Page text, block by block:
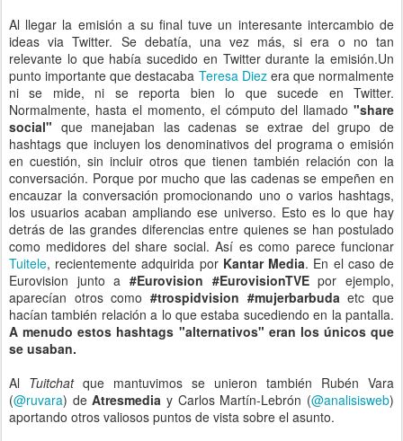
Al llegar la emisión a su final tuve un interesante intercambio de
ideas via Twitter. Se debatía, una vez más, si era o no tan
relevante lo que había sucedido en Twitter durante la emisión.Un
punto importante que destacaba Teresa Diezera que normalmente
ni se mide, ni se reporta bien lo que sucede en Twitter.
Normalmente, hasta el momento, el cómputo del llamado "share
social" que manejaban las cadenas se extrae del grupo de
hashtags que incluyen los denominativos del programa o emisión
en cuestión, sin incluir otros que tienen también relación con la
conversación. Porque por mucho que las cadenas se empeñen en
encauzar la conversación promocionando uno o varios hashtags,
los usuarios acaban ampliando ese universo. Esto es lo que hay
detrás de las grandes diferencias entre quienes se han postulado
como medidores del share social. Así es como parece funcionar
Tuitele, recientemente adquirida por Kantar Media. En el caso de
Eurovision junto a #Eurovision #EurovisionTVEpor ejemplo,
aparecían otros como #trospidvision #mujerbarbudaetc que
hacían también relación a lo que estaba sucediendo en la pantalla.
A menudo estos hashtags "alternativos" eran los únicos que
se usaban.
Al Tuitchatque mantuvimos se unieron también Rubén Vara
(@ruvara) deAtresmediay Carlos Martín-Lebrón (@analisisweb)
aportando otros valiosos puntos de vista sobre el asunto.